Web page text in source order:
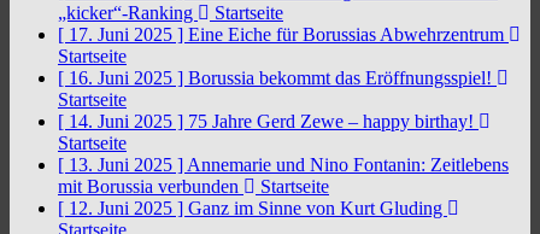
„kicker“-Ranking
Startseite
[ 17. Juni 2025 ] Eine Eiche für Borussias Abwehrzentrum
Startseite
[ 16. Juni 2025 ] Borussia bekommt das Eröffnungsspiel!
Startseite
[ 14. Juni 2025 ] 75 Jahre Gerd Zewe – happy birthay!
Startseite
[ 13. Juni 2025 ] Annemarie und Nino Fontanin: Zeitlebens
mit Borussia verbunden
Startseite
[ 12. Juni 2025 ] Ganz im Sinne von Kurt Gluding
Startseite